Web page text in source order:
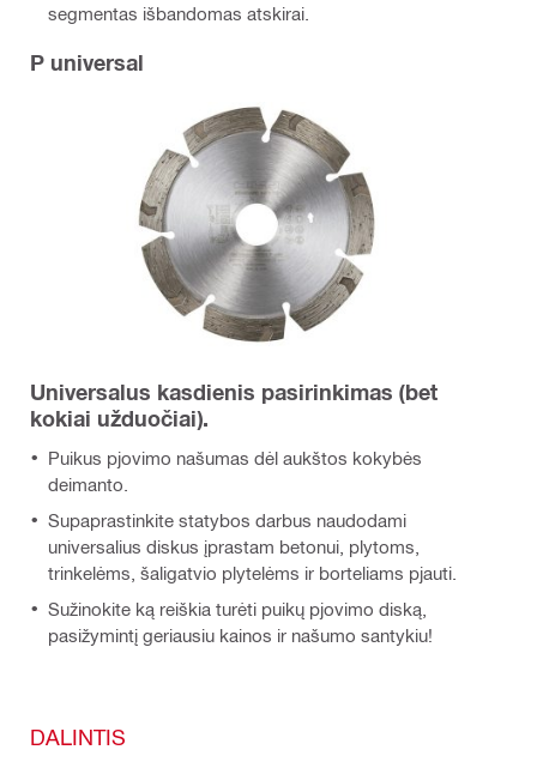
segmentas išbandomas atskirai.
P universal
Universalus kasdienis pasirinkimas (bet
kokiai užduočiai).
Puikus pjovimo našumas dėl aukštos kokybės
deimanto.
Supaprastinkite statybos darbus naudodami
universalius diskus įprastam betonui, plytoms,
trinkelėms, šaligatvio plytelėms ir borteliams pjauti.
Sužinokite ką reiškia turėti puikų pjovimo diską,
pasižymintį geriausiu kainos ir našumo santykiu!
DALINTIS